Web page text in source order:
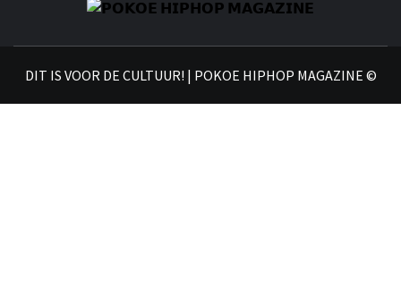
DIT IS VOOR DE CULTUUR! | POKOE HIPHOP MAGAZINE ©